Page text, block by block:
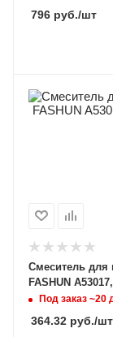
796 руб./шт
Смеситель для
FASHUN
Под заказ ~20
364.32 руб./шт